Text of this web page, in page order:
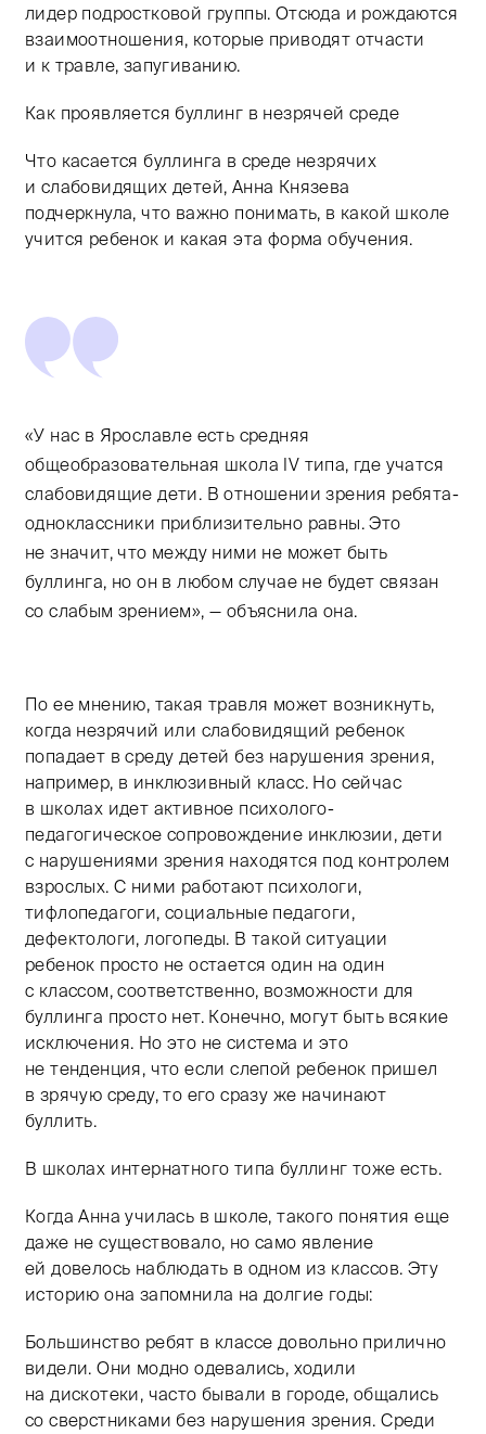
лидер подростковой группы. Отсюда и рождаются
взаимоотношения, которые приводят отчасти
и к травле, запугиванию.
Как проявляется буллинг в незрячей среде
Что касается буллинга в среде незрячих
и слабовидящих детей, Анна Князева
подчеркнула, что важно понимать, в какой школе
учится ребенок и какая эта форма обучения.
«У нас в Ярославле есть средняя
общеобразовательная школа IV типа, где учатся
слабовидящие дети. В отношении зрения ребята-
одноклассники приблизительно равны. Это
не значит, что между ними не может быть
буллинга, но он в любом случае не будет связан
со слабым зрением», — объяснила она.
По ее мнению, такая травля может возникнуть,
когда незрячий или слабовидящий ребенок
попадает в среду детей без нарушения зрения,
например, в инклюзивный класс. Но сейчас
в школах идет активное психолого-
педагогическое сопровождение инклюзии, дети
с нарушениями зрения находятся под контролем
взрослых. С ними работают психологи,
тифлопедагоги, социальные педагоги,
дефектологи, логопеды. В такой ситуации
ребенок просто не остается один на один
с классом, соответственно, возможности для
буллинга просто нет. Конечно, могут быть всякие
исключения. Но это не система и это
не тенденция, что если слепой ребенок пришел
в зрячую среду, то его сразу же начинают
буллить.
В школах интернатного типа буллинг тоже есть.
Когда Анна училась в школе, такого понятия еще
даже не существовало, но само явление
ей довелось наблюдать в одном из классов. Эту
историю она запомнила на долгие годы:
Большинство ребят в классе довольно прилично
видели. Они модно одевались, ходили
на дискотеки, часто бывали в городе, общались
со сверстниками без нарушения зрения. Среди